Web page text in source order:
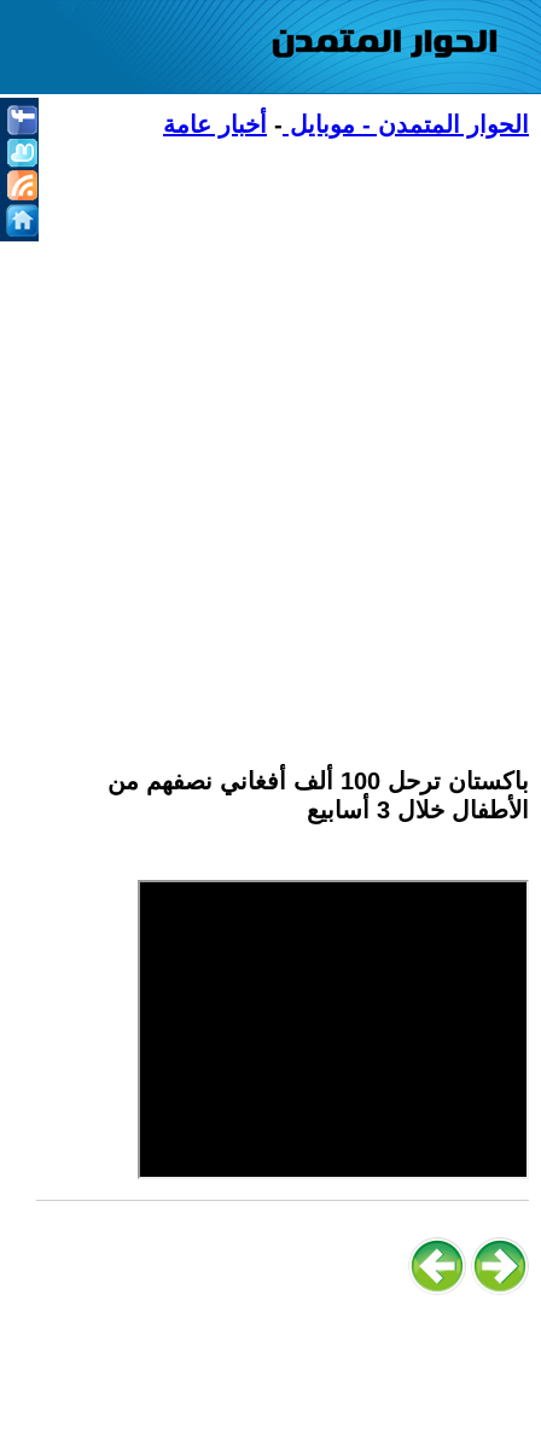
الحوار المتمدن - موبايل - أخبار عامة
باكستان ترحل 100 ألف أفغاني نصفهم من
الأطفال خلال 3 أسابيع